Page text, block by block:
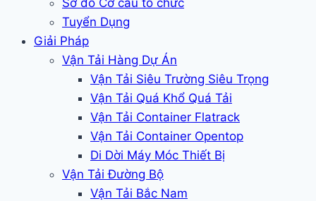
Sơ đồ Cơ cấu tổ chức
Tuyển Dụng
Giải Pháp
Vận Tải Hàng Dự Án
Vận Tải Siêu Trường Siêu Trọng
Vận Tải Quá Khổ Quá Tải
Vận Tải Container Flatrack
Vận Tải Container Opentop
Di Dời Máy Móc Thiết Bị
Vận Tải Đường Bộ
Vận Tải Bắc Nam